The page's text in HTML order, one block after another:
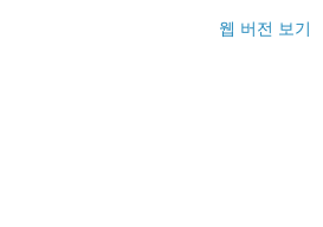
웹 버전 보기